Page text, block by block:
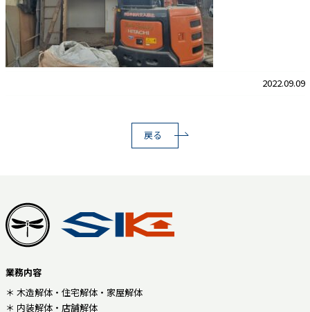
2022.09.09
戻る
業務内容
＊ 木造解体・住宅解体・家屋解体
＊ 内装解体・店舗解体